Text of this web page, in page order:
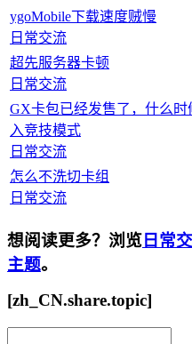
ygoMobile下载速度贼慢
日常交流
超先服务器卡顿
日常交流
GX卡包已经发售了，什么时
入竞技模式
日常交流
怎么不洗切卡组
日常交流
想阅读更多？浏览 日常
主题。
[zh_CN.share.topic]